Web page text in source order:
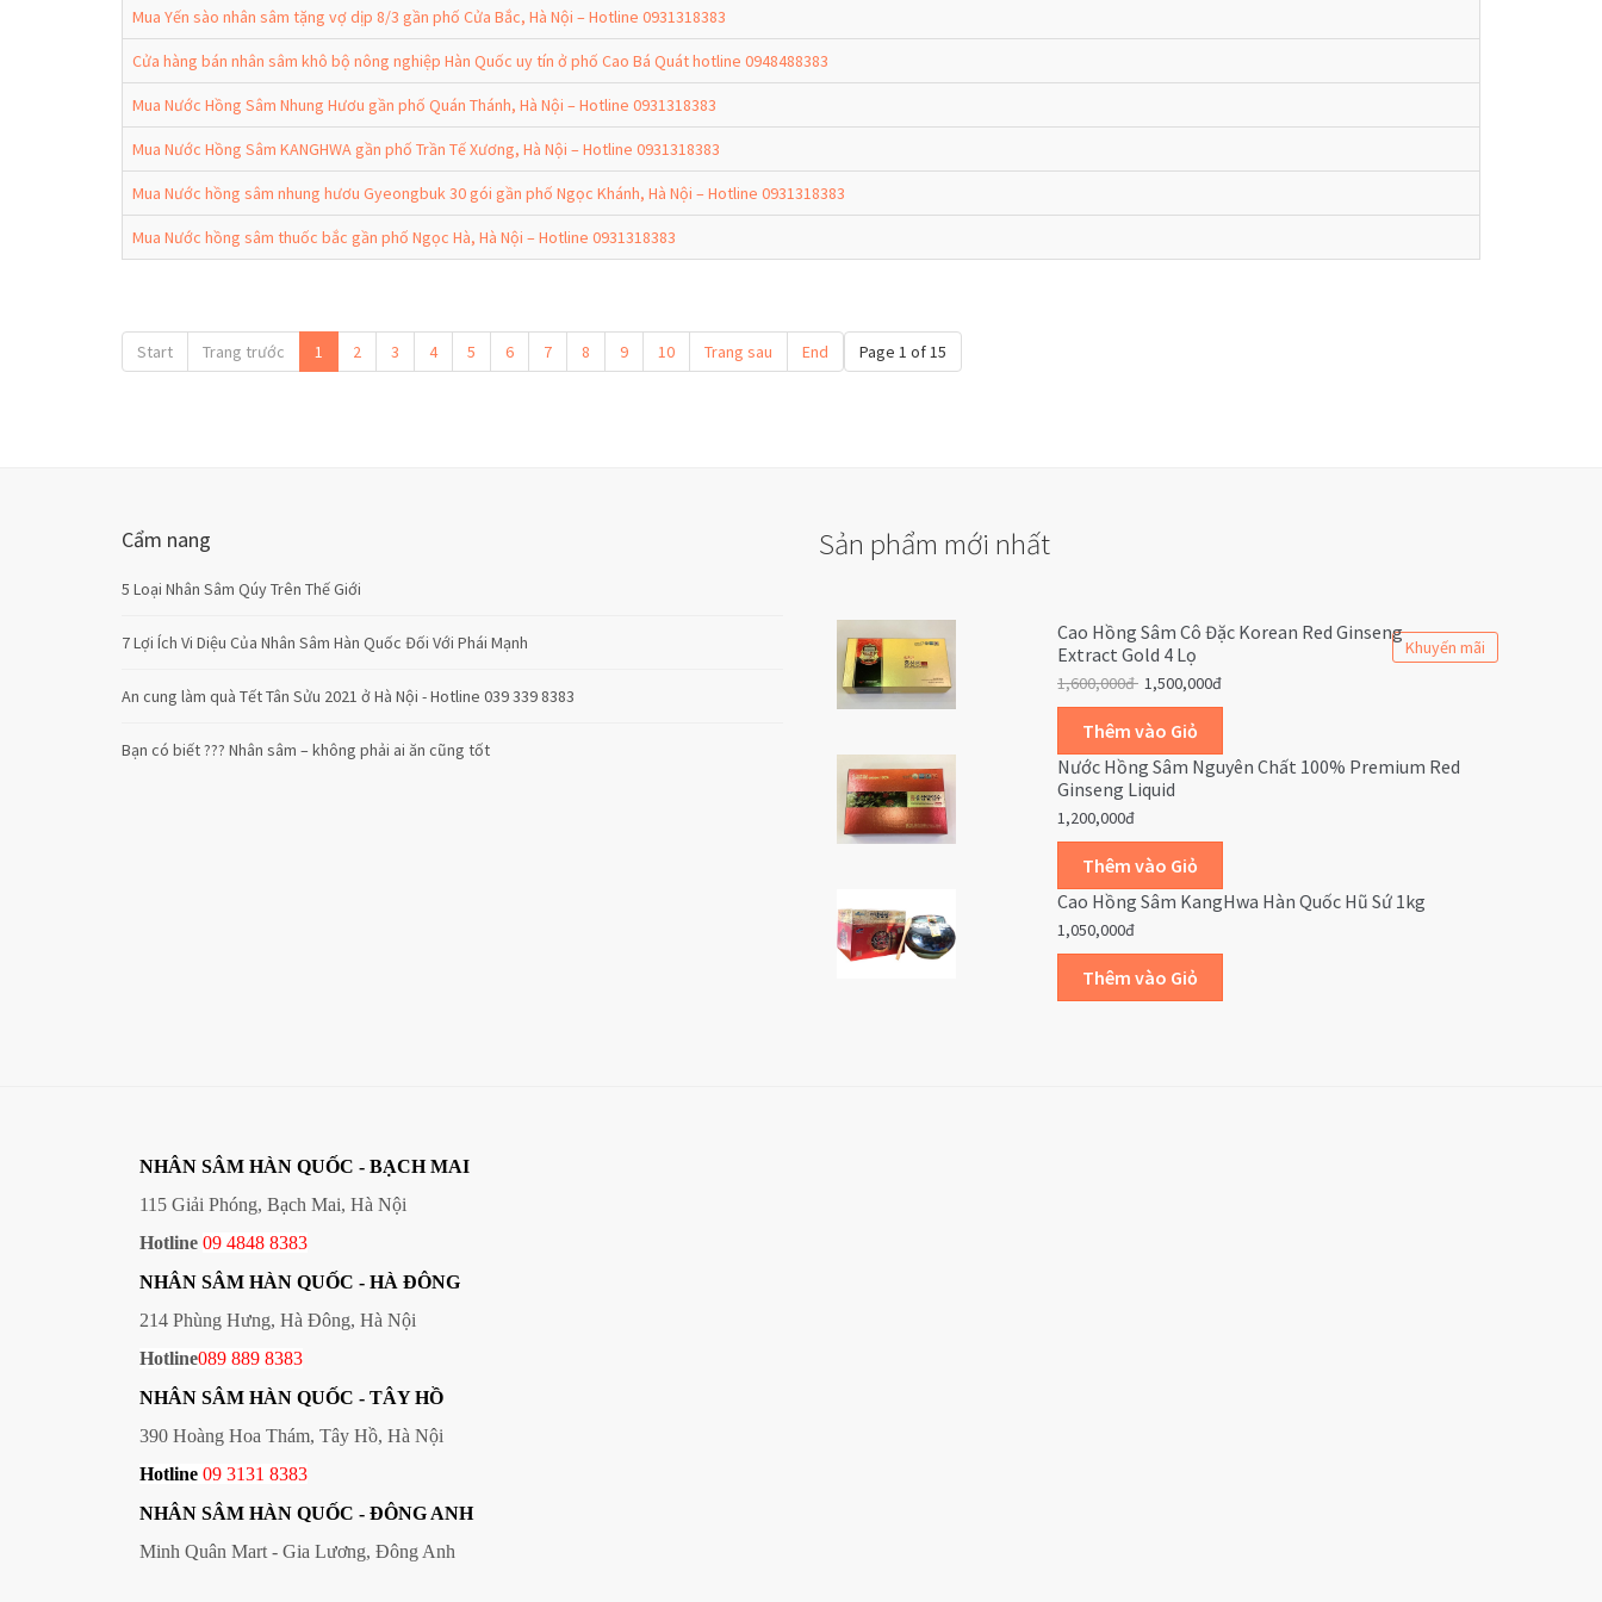
Mua Yến sào nhân sâm tặng vợ dịp 8/3 gần phố Cửa Bắc, Hà Nội – Hotline 0931318383
Cửa hàng bán nhân sâm khô bộ nông nghiệp Hàn Quốc uy tín ở phố Cao Bá Quát hotline 0948488383
Mua Nước Hồng Sâm Nhung Hươu gần phố Quán Thánh, Hà Nội – Hotline 0931318383
Mua Nước Hồng Sâm KANGHWA gần phố Trần Tế Xương, Hà Nội – Hotline 0931318383
Mua Nước hồng sâm nhung hươu Gyeongbuk 30 gói gần phố Ngọc Khánh, Hà Nội – Hotline 0931318383
Mua Nước hồng sâm thuốc bắc gần phố Ngọc Hà, Hà Nội – Hotline 0931318383
Page 1 of 15
Start Trang trước 1 2 3 4 5 6 7 8 9 10 Trang sau End
Cẩm nang
5 Loại Nhân Sâm Qúy Trên Thế Giới
7 Lợi Ích Vi Diệu Của Nhân Sâm Hàn Quốc Đối Với Phái Mạnh
An cung làm quà Tết Tân Sửu 2021 ở Hà Nội - Hotline 039 339 8383
Bạn có biết ??? Nhân sâm – không phải ai ăn cũng tốt
Sản phẩm mới nhất
Khuyến mãi
Cao Hồng Sâm Cô Đặc Korean Red Ginseng
Extract Gold 4 Lọ
1,600,000đ 1,500,000đ
Nước Hồng Sâm Nguyên Chất 100% Premium Red
Ginseng Liquid
1,200,000đ
Cao Hồng Sâm KangHwa Hàn Quốc Hũ Sứ 1kg
1,050,000đ
NHÂN SÂM HÀN QUỐC - BẠCH MAI
115 Giải Phóng, Bạch Mai, Hà Nội
Hotline 09 4848 8383
NHÂN SÂM HÀN QUỐC - HÀ ĐÔNG
214 Phùng Hưng, Hà Đông, Hà Nội
Hotline089 889 8383
NHÂN SÂM HÀN QUỐC - TÂY HỒ
390 Hoàng Hoa Thám, Tây Hồ, Hà Nội
Hotline 09 3131 8383
NHÂN SÂM HÀN QUỐC - ĐÔNG ANH
Minh Quân Mart - Gia Lương, Đông Anh